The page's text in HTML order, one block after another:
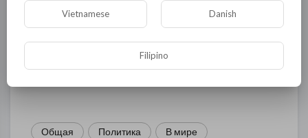
КАТЕГОРИИ
Общая Политика В мире
Vietnamese Danish
Filipino